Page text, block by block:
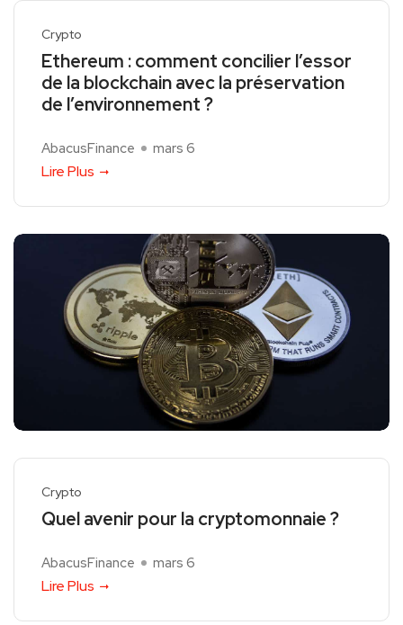
Crypto
Ethereum : comment concilier l’essor
de la blockchain avec la préservation
de l’environnement ?
AbacusFinance mars 6
Lire Plus
Crypto
Quel avenir pour la cryptomonnaie ?
AbacusFinance mars 6
Lire Plus